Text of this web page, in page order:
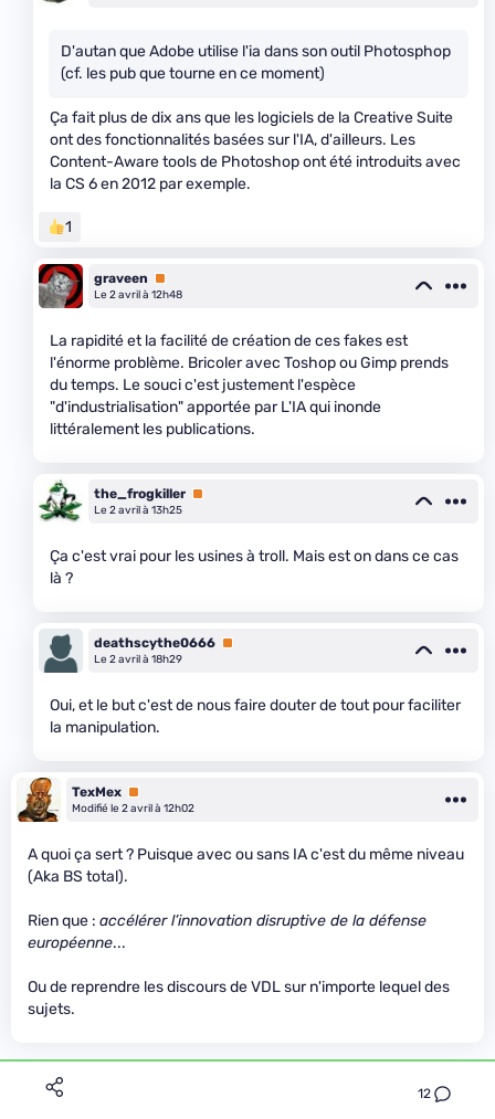
12
D'autan que Adobe utilise l'ia dans son outil Photosphop
(cf. les pub que tourne en ce moment)
Ça fait plus de dix ans que les logiciels de la Creative Suite
ont des fonctionnalités basées sur l'IA, d'ailleurs. Les
Content-Aware tools de Photoshop ont été introduits avec
la CS 6 en 2012 par exemple.
1
graveen
Premium
Le 2 avril à 12h48
La rapidité et la facilité de création de ces fakes est
l'énorme problème. Bricoler avec Toshop ou Gimp prends
du temps. Le souci c'est justement l'espèce
"d'industrialisation" apportée par L'IA qui inonde
littéralement les publications.
the_frogkiller Premium
Le 2 avril à 13h25
Ça c'est vrai pour les usines à troll. Mais est on dans ce cas
là ?
deathscythe0666 Premium
Le 2 avril à 18h29
Oui, et le but c'est de nous faire douter de tout pour faciliter
la manipulation.
TexMex Premium
Modifié le 2 avril à 12h02
A quoi ça sert ? Puisque avec ou sans IA c'est du même niveau
(Aka BS total).
Rien que : accélérer l’innovation disruptive de la défense
européenne...
Ou de reprendre les discours de VDL sur n'importe lequel des
sujets.